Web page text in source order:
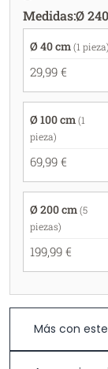
Medidas:Ø
Ø 40 cm (1 pieza)
29,99 €
Ø 100 cm (1
pieza)
69,99 €
Ø 200 cm (5
piezas)
199,99 €
Más con